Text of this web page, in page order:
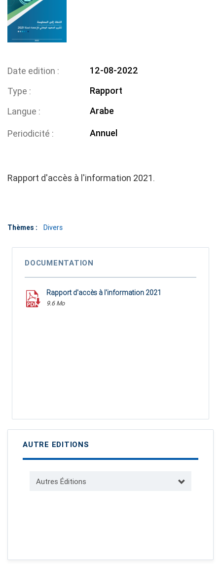
Date edition
12-08-2022
Type
Rapport
Langue
Arabe
Periodicité Annuel
Rapport d'accès à l'information 2021.
Thèmes : Divers
DOCUMENTATION
Rapport d'accès à l'information 2021
9.6 Mo
AUTRE EDITIONS
Autres Éditions